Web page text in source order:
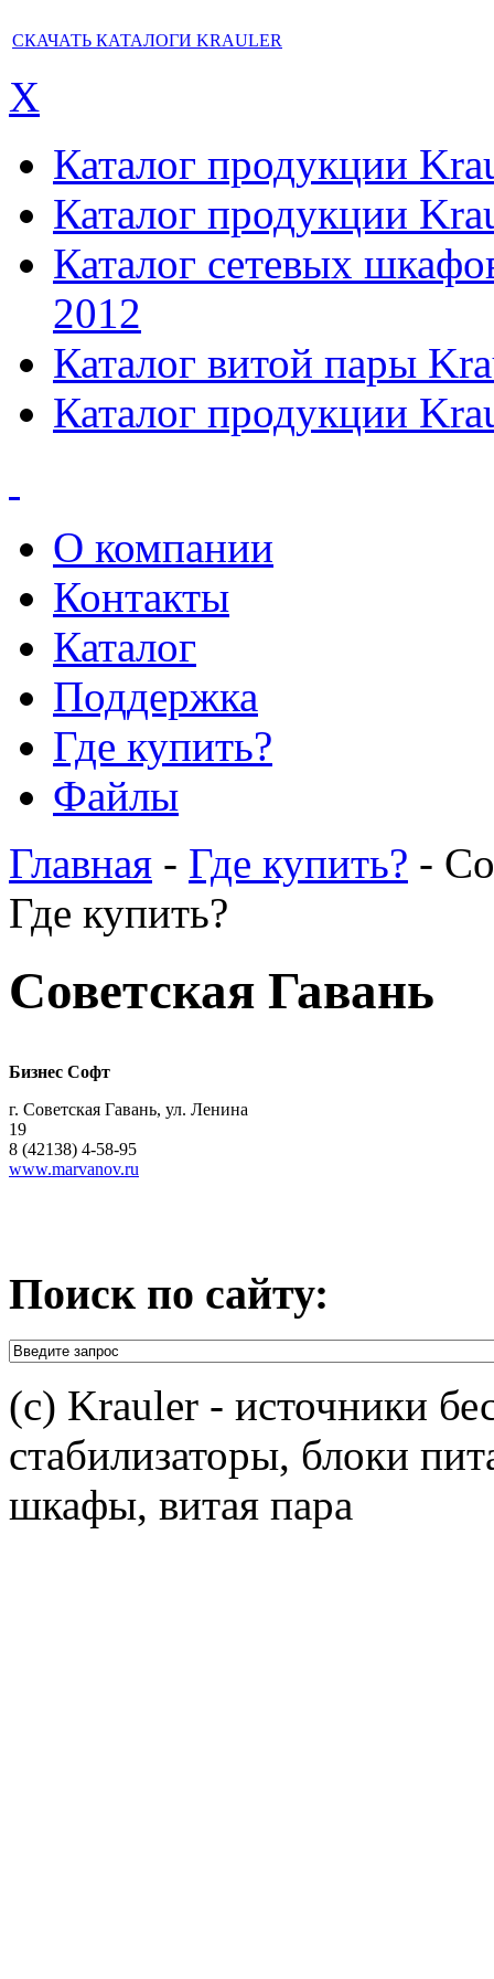
СКАЧАТЬ КАТАЛОГИ KRAULER
X
Каталог продукции
Каталог продукции
Каталог сетевых
2012
Каталог витой пары
Каталог продукции
О компании
Контакты
Каталог
Поддержка
Где купить?
Файлы
Главная - Где купить? -
Где купить?
Советская Гавань
Бизнес Софт
г. Советская Гавань, ул. Ленина
19
8 (42138) 4-58-95
www.marvanov.ru
Поиск по сайту:
(c) Krauler - источники
стабилизаторы, блоки
шкафы, витая пара